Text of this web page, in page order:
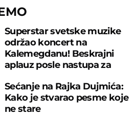
Superstar svetske muzike
održao koncert na
Kalemegdanu! Beskrajni
aplauz posle nastupa za
Sećanje na Rajka Dujmića:
Kako je stvarao pesme koje
ne stare